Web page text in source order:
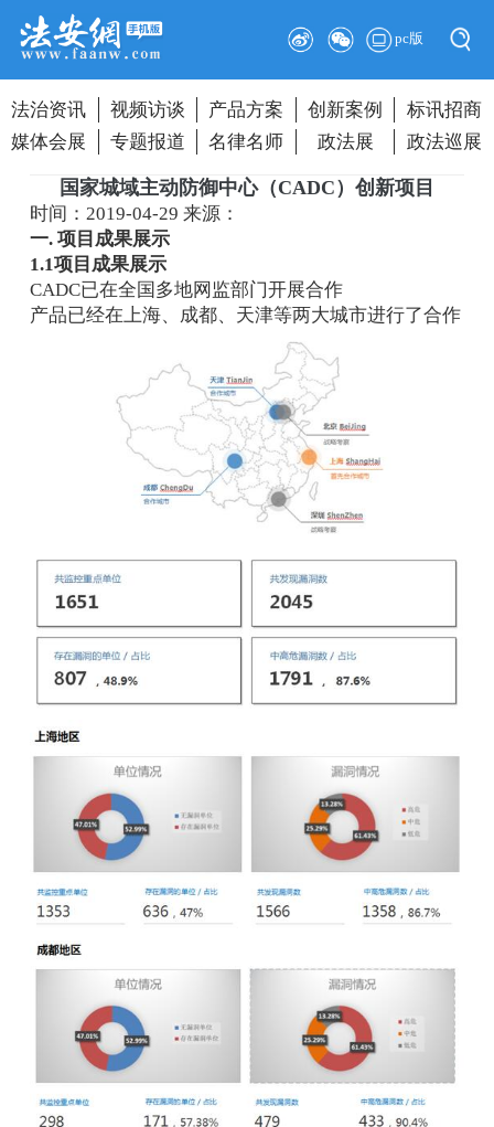
pc版
法治资讯 视频访谈 产品方案 创新案例
标讯招商
媒体会展
专题报道 名律名师 政法展 政法巡展
国家城域主动防御中心（CADC）创新项目
时间：2019-04-29来源：
一. 项目成果展示
1.1项目成果展示
CADC已在全国多地网监部门开展合作
产品已经在上海、成都、天津等两大城市进行了合作